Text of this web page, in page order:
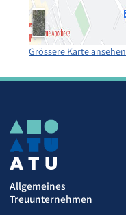
Grössere Karte ansehen
Allgemeines
Treuunternehmen